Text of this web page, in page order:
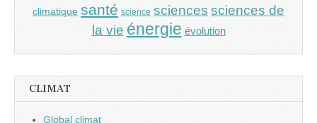
climatique santé science sciences sciences de
la vie énergie évolution
CLIMAT
Global climat